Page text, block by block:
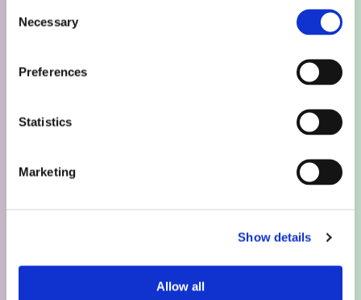
Selection
Necessary
Preferences
Statistics
Marketing
Show details
Allow all
Par mums
Veselības aprūpes
speciālisti